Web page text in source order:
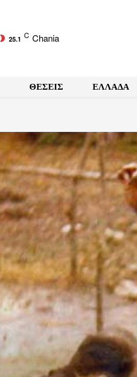
25.1 C Chania
ΘΕΣΕΙΣ ΕΛΛΑΔΑ